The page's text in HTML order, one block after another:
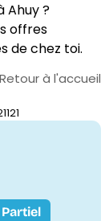
Ahuy ?
offres
de chez toi.
Retour à l'accueil